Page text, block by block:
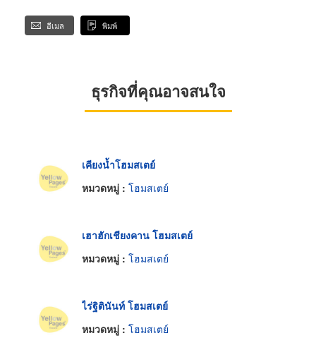
อีเมล พิมพ์
ธุรกิจที่คุณอาจสนใจ
เคียงน้ำโฮมสเตย์
หมวดหมู่ : โฮมสเตย์
เฮาฮักเชียงคาน โฮมสเตย์
หมวดหมู่ : โฮมสเตย์
ไร่ฐิตินันท์ โฮมสเตย์
หมวดหมู่ : โฮมสเตย์